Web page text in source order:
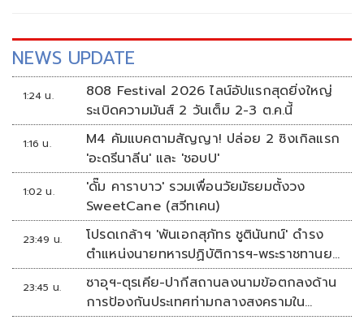
NEWS UPDATE
1:24 น.
808 Festival 2026 ไลน์อัปแรกสุดยิ่งใหญ่
ระเบิดความมันส์ 2 วันเต็ม 2-3 ต.ค.นี้
1:16 น.
M4 คัมแบคตามสัญญา! ปล่อย 2 ซิงเกิลแรก
'อะดรีนาลีน' และ 'ชอบU'
1:02 น.
'ดั๊ม คาราบาว' รวมเพื่อนวัยมัธยมตั้งวง
SweetCane (สวีทเคน)
23:49 น.
โปรดเกล้าฯ 'พันเอกสุภัทร ชูตินันทน์' ดำรง
ตำแหน่งนายทหารปฏิบัติการฯ-พระราชทานยศ
'พลตรี'
23:45 น.
ซาอุฯ-ตุรเคีย-ปากีสถานลงนามข้อตกลงด้าน
การป้องกันประเทศท่ามกลางสงครามใน
ภูมิภาค